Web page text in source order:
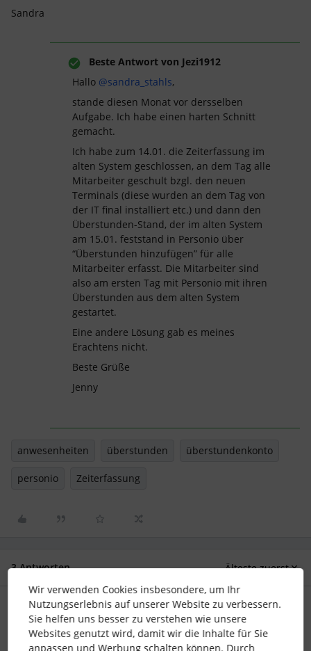
Sandra
Beste Antwort von Jezi1912
Hallo ​ @sandra_stahls,
stande diesen Monat vor dersselben
Aufgabe. Ich habe einen harten Schnitt
gemacht.
Ich habe zum 14.01. die Zeiterfassung im
alten System geschlossen, an dem Tag alle
Mitarbeiter geschult bzgl. den neuen
Terminals (diese wurden an dem Tag von
der IT final installiert etc.) und dann den
Überstunden-Stand, der im alten System
am 15.01. feststand in Personio über
“Überstunden hinzufügen” für alle
Mitarbeiter erfasst. Die Mitarbeiter sind
also am ersten Tag mit Personio mit ihren
Überstunden aus dem alten System
gestartet.
Eine andere Lösung gab es meines
Erachtens nicht.
Beste Grüße
Jenny
anwesenheiten überstunden überstundenkonto
personio Zeiterfassung
3 Antworten Älteste zuerst
AM_HR Forum|Forum|6 months ago
Guten Morgen ​@sandra_stahls,
Wir verwenden Cookies insbesondere, um Ihr
Nutzungserlebnis auf unserer Website zu verbessern.
Sie helfen uns besser zu verstehen wie unsere
Websites genutzt wird, damit wir die Inhalte für Sie
anpassen und Werbung schalten können. Durch